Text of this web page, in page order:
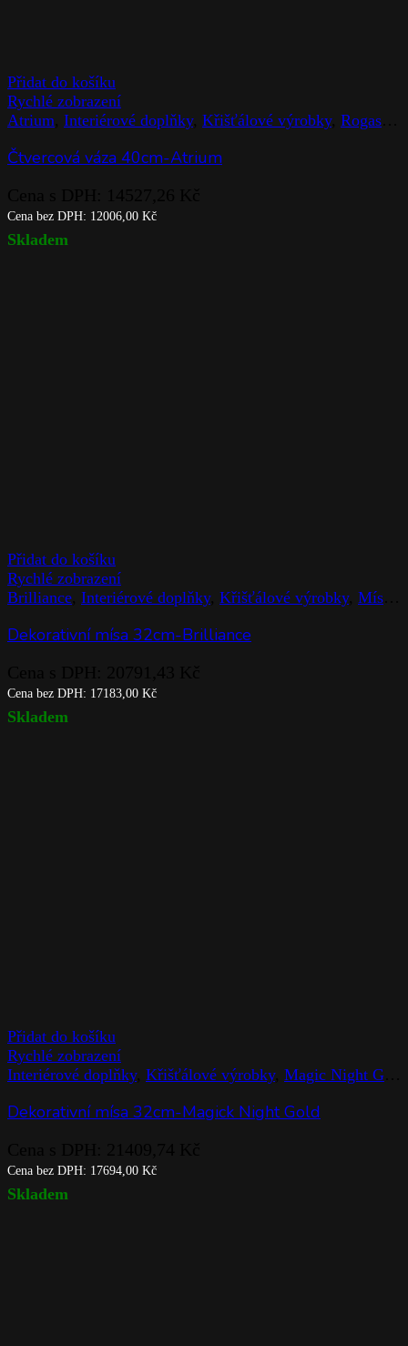
Přidat do košíku
Rychlé zobrazení
Atrium Interiérové doplňky, Křišťálové výrobky, Rogaska
Čtvercová váza 40cm-Atrium
Cena bez DPH: 12006,00 Kč
Skladem
Přidat do košíku
Rychlé zobrazení
Brilliance Interiérové doplňky, Křišťálové výrobky, Mísy
Dekorativní mísa 32cm-Brilliance
Cena bez DPH: 17183,00 Kč
Skladem
Přidat do košíku
Rychlé zobrazení
Interiérové doplňky, Křišťálové výrobky, Magic Night Gold
Dekorativní mísa 32cm-Magick Night Gold
Cena bez DPH: 17694,00 Kč
Skladem